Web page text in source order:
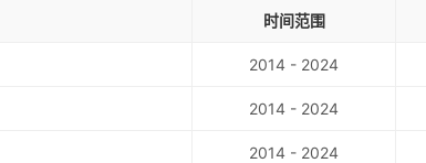
时间范围
2014 - 2024
2014 - 2024
2014 - 2024